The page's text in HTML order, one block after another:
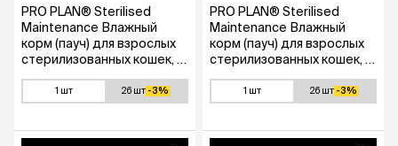
PRO PLAN® Sterilised
Maintenance Влажный
корм (пауч) для взрослых
стерилизованных кошек, с
1 шт 26 шт -3%
PRO PLAN® Sterilised
Maintenance Влажный
корм (пауч) для взрослых
стерилизованных кошек, с
1 шт 26 шт -3%